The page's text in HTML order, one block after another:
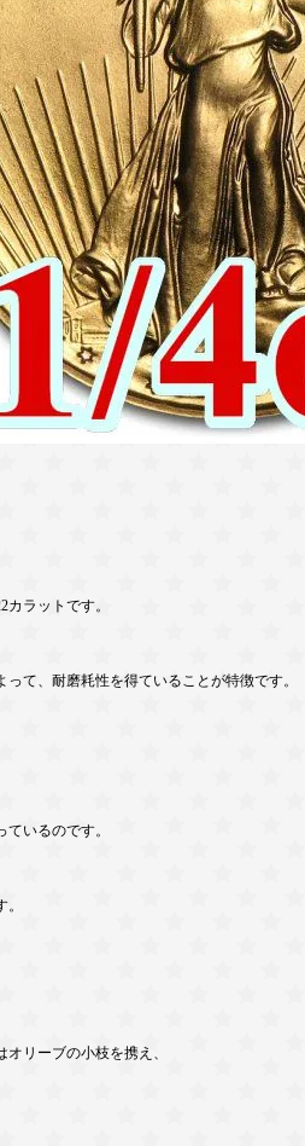
ラットです。
て、耐磨耗性を得ていることが特徴です。
いるのです。
リーブの小枝を携え、